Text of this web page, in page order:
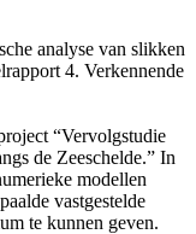
analyse van slikken
4. Verkennende
“Vervolgstudie
de Zeeschelde.” In
modellen
vastgestelde
te kunnen geven.